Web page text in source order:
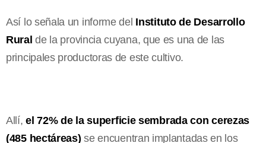
Así lo señala un informe del Instituto de Desarrollo
Rural de la provincia cuyana, que es una de las
principales productoras de este cultivo.
Allí,el 72% de la superficie sembrada con cerezas
(485 hectáreas) se encuentran implantadas en los